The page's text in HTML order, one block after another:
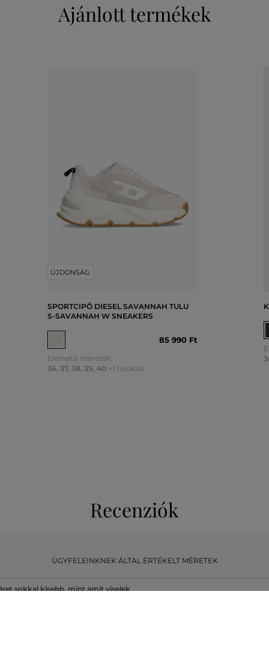
Ajánlott termékek
ÚJDONSÁG
SPORTCIPŐ DIESEL SAVANNAH TULU
S-SAVANNAH W SNEAKERS
85 990 Ft
Elérhető méretek:
36, 37, 38, 39, 40 +1 további
Recenziók
ÜGYFELEINKNEK ÁLTAL ÉRTÉKELT MÉRETEK
sokkal kisebb, mint amit viselek